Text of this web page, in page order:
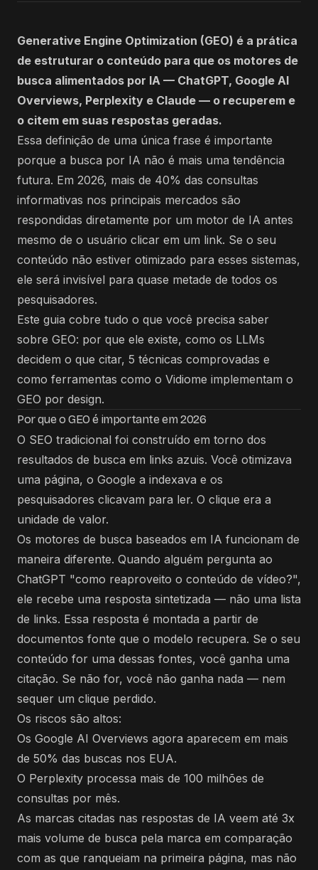
Generative Engine Optimization (GEO) é a prática
de estruturar o conteúdo para que os motores de
busca alimentados por IA — ChatGPT, Google AI
Overviews, Perplexity e Claude — o recuperem e
o citem em suas respostas geradas.
Essa definição de uma única frase é importante
porque a busca por IA não é mais uma tendência
futura. Em 2026, mais de 40% das consultas
informativas nos principais mercados são
respondidas diretamente por um motor de IA antes
mesmo de o usuário clicar em um link. Se o seu
conteúdo não estiver otimizado para esses sistemas,
ele será invisível para quase metade de todos os
pesquisadores.
Este guia cobre tudo o que você precisa saber
sobre GEO: por que ele existe, como os LLMs
decidem o que citar, 5 técnicas comprovadas e
como ferramentas como o Vidiome implementam o
GEO por design.
Por que o GEO é importante em 2026
O SEO tradicional foi construído em torno dos
resultados de busca em links azuis. Você otimizava
uma página, o Google a indexava e os
pesquisadores clicavam para ler. O clique era a
unidade de valor.
Os motores de busca baseados em IA funcionam de
maneira diferente. Quando alguém pergunta ao
ChatGPT "como reaproveito o conteúdo de vídeo?",
ele recebe uma resposta sintetizada — não uma lista
de links. Essa resposta é montada a partir de
documentos fonte que o modelo recupera. Se o seu
conteúdo for uma dessas fontes, você ganha uma
citação. Se não for, você não ganha nada — nem
sequer um clique perdido.
Os riscos são altos:
Os Google AI Overviews agora aparecem em mais
de 50% das buscas nos EUA.
O Perplexity processa mais de 100 milhões de
consultas por mês.
As marcas citadas nas respostas de IA veem até 3x
mais volume de busca pela marca em comparação
com as que ranqueiam na primeira página, mas não